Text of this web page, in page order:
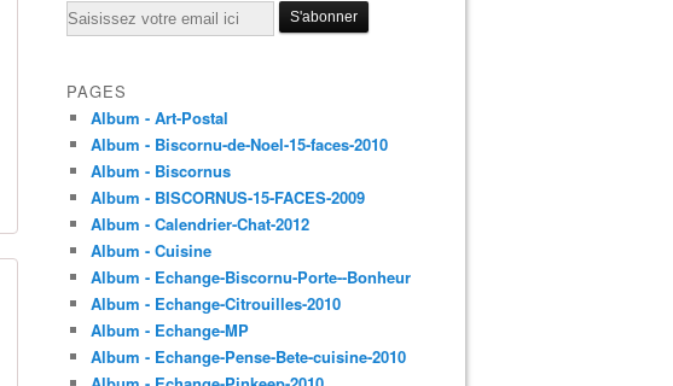
Email
PAGES
Album - Art-Postal
Album - Biscornu-de-Noel-15-faces-2010
Album - Biscornus
Album - BISCORNUS-15-FACES-2009
Album - Calendrier-Chat-2012
Album - Cuisine
Album - Echange-Biscornu-Porte--Bonheur
Album - Echange-Citrouilles-2010
Album - Echange-MP
Album - Echange-Pense-Bete-cuisine-2010